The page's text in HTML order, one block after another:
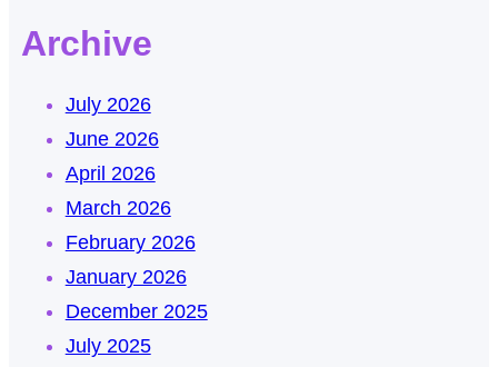
Archive
July 2026
June 2026
April 2026
March 2026
February 2026
January 2026
December 2025
July 2025